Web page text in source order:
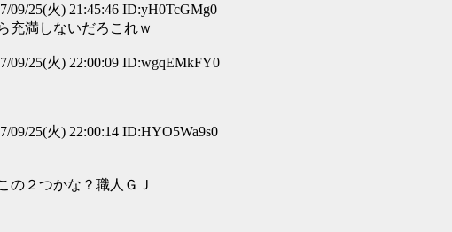
09/25(火) 21:45:46 ID:yH0TcGMg0
満しないだろこれｗ
09/25(火) 22:00:09 ID:wgqEMkFY0
09/25(火) 22:00:14 ID:HYO5Wa9s0
の２つかな？職人ＧＪ